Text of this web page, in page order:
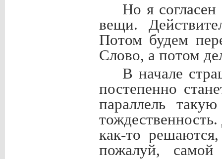
Но я
вещи.
Потом будем
Слово, а потом
В начале
постепенно
параллель
как-то
пожалуй,